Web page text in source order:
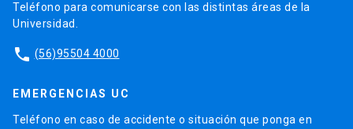
Teléfono para comunicarse con las distintas áreas de la
Universidad.
phone (56)95504 4000
EMERGENCIAS UC
Teléfono en caso de accidente o situación que ponga en